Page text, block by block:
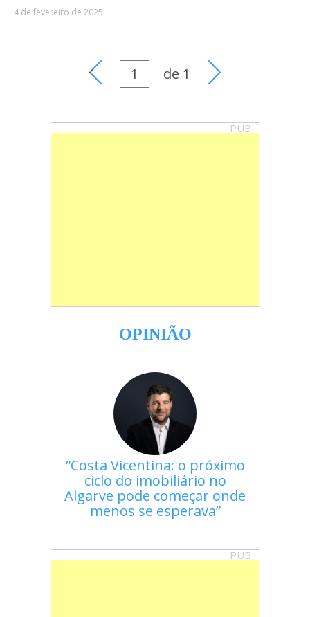
4 de fevereiro de 2025
de 1
PUB
OPINIÃO
Costa Vicentina: o próximo
ciclo do imobiliário no
Algarve pode começar onde
menos se esperava
PUB